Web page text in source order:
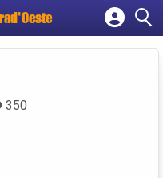
empresa
350